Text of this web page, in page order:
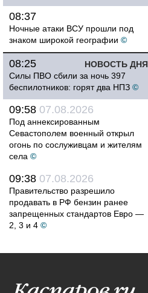
08:37
Ночные атаки ВСУ прошли под
знаком широкой географии ©
НОВОСТЬ ДНЯ
08:25
Силы ПВО сбили за ночь 397
беспилотников: горят два НПЗ ©
09:58 07.08.2026
Под аннексированным
Севастополем военный открыл
огонь по сослуживцам и жителям
села ©
09:38 07.08.2026
Правительство разрешило
продавать в РФ бензин ранее
запрещенных стандартов Евро —
2, 3 и 4 ©